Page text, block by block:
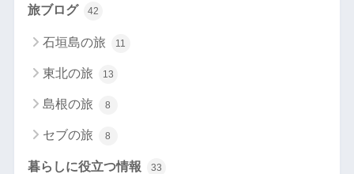
旅ブログ 42
石垣島の旅 11
東北の旅 13
島根の旅 8
セブの旅 8
暮らしに役立つ情報 33